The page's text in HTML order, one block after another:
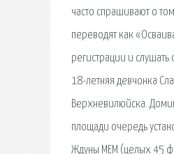
часто спрашивают о
переводят как
регистрации и
18-летняя девчонка
Верхневилюйска.
площади очередь
Ждуны МЕМ (целых 45